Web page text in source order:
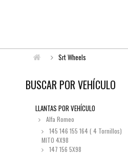
Srt Wheels
BUSCAR POR VEHÍCULO
LLANTAS POR VEHÍCULO
Alfa Romeo
145 146 155 164 ( 4 Tornillos)
MITO 4X98
147 156 5X98